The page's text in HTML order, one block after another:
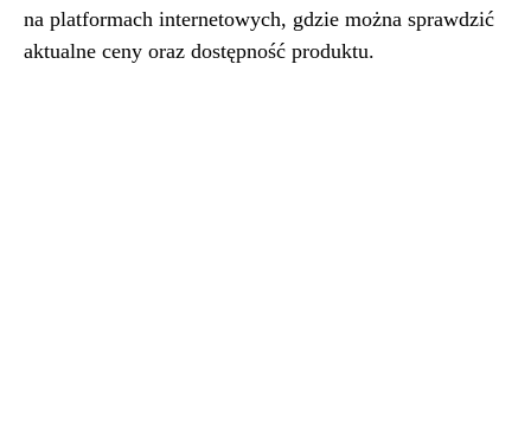
na platformach internetowych, gdzie można sprawdzić
aktualne ceny oraz dostępność produktu.